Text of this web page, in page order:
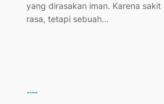
yang dirasakan iman. Karena
rasa, tetapi sebuah…